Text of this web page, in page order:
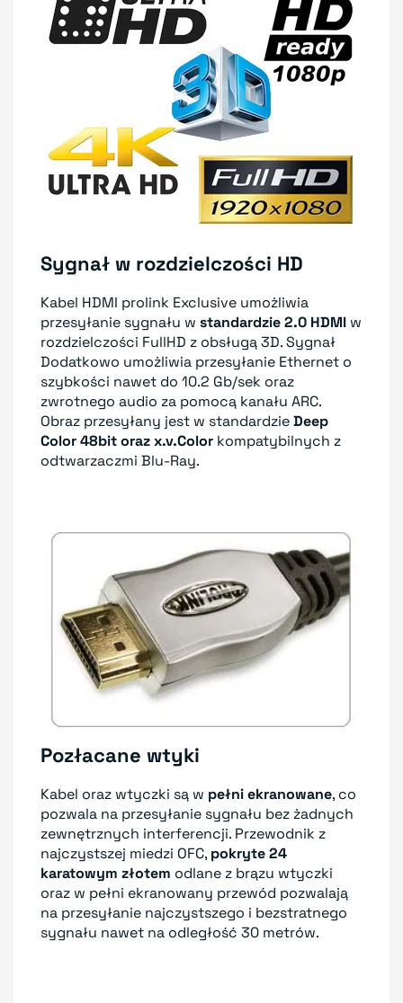
Sygnał w rozdzielczości HD
Kabel HDMI prolink Exclusive umożliwia
przesyłanie sygnału w standardzie 2.0 HDMI w
rozdzielczości FullHD z obsługą 3D. Sygnał
Dodatkowo umożliwia przesyłanie Ethernet o
szybkości nawet do 10.2 Gb/sek oraz
zwrotnego audio za pomocą kanału ARC.
Obraz przesyłany jest w standardzieDeep
Color 48bit oraz x.v.Color kompatybilnych z
odtwarzaczmi Blu-Ray.
Pozłacane wtyki
Kabel oraz wtyczki są w pełni ekranowane, co
pozwala na przesyłanie sygnału bez żadnych
zewnętrznych interferencji. Przewodnik z
najczystszej miedzi OFC, pokryte 24
karatowym złotem odlane z brązu wtyczki
oraz w pełni ekranowany przewód pozwalają
na przesyłanie najczystszego i bezstratnego
sygnału nawet na odległość 30 metrów.